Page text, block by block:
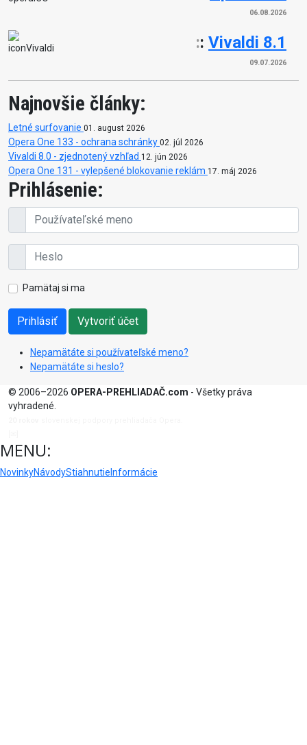
06.08.2026
:: Vivaldi 8.1
09.07.2026
Najnovšie články:
Letné surfovanie 01. august 2026
Opera One 133 - ochrana schránky 02. júl 2026
Vivaldi 8.0 - zjednotený vzhľad 12. jún 2026
Opera One 131 - vylepšené blokovanie reklám 17. máj 2026
Prihlásenie:
Pamätaj si ma
Prihlásiť Vytvoriť účet
Nepamätáte si používateľské meno?
Nepamätáte si heslo?
© 2006–2026 OPERA-PREHLIADAČ.com - Všetky práva
vyhradené.
MENU:
NovinkyNávodyStiahnutie Informácie